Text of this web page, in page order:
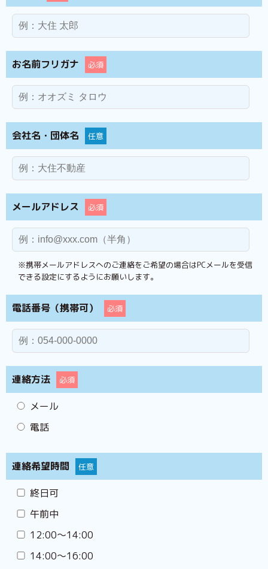
お名前フリガナ 必須
会社名・団体名 任意
メールアドレス 必須
※携帯メールアドレスへのご連絡をご希望の場合はPCメールを受信
できる設定にするようにお願いします。
電話番号（携帯可） 必須
連絡方法 必須
メール
電話
連絡希望時間 任意
終日可
午前中
12:00〜14:00
14:00〜16:00